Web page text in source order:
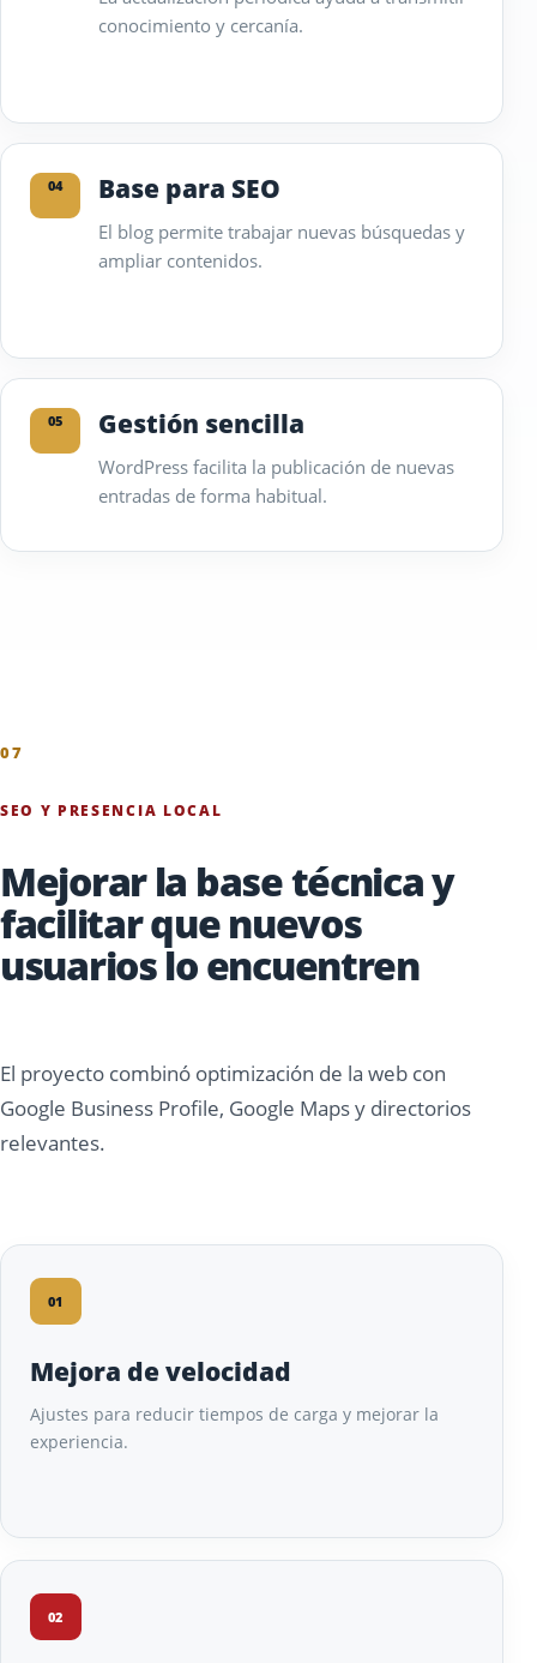
conocimiento y cercanía.
04 Base para SEO
El blog permite trabajar nuevas búsquedas y
ampliar contenidos.
05 Gestión sencilla
WordPress facilita la publicación de nuevas
entradas de forma habitual.
07
SEO Y PRESENCIA LOCAL
Mejorar la base técnica y
facilitar que nuevos
usuarios lo encuentren
El proyecto combinó optimización de la web con
Google Business Profile, Google Maps y directorios
relevantes.
01
Mejora de velocidad
Ajustes para reducir tiempos de carga y mejorar la
experiencia.
02